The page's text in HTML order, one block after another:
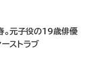
。元子役の19歳俳優
ストラブ